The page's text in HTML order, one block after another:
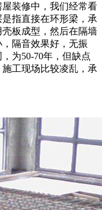
装修中，我们经常看
指直接在环形梁，承
板成型，然后在隔墙
，隔音效果好，无振
为50-70年，但缺点
工现场比较凌乱，承